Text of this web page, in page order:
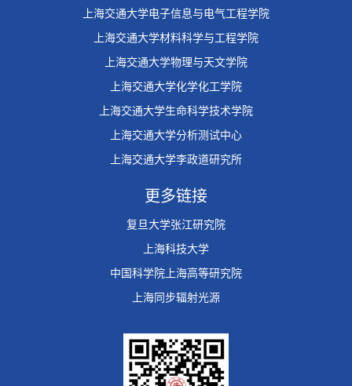
上海交通大学电子信息与电气工程学院
上海交通大学材料科学与工程学院
上海交通大学物理与天文学院
上海交通大学化学化工学院
上海交通大学生命科学技术学院
上海交通大学分析测试中心
上海交通大学李政道研究所
更多链接
复旦大学张江研究院
上海科技大学
中国科学院上海高等研究院
上海同步辐射光源